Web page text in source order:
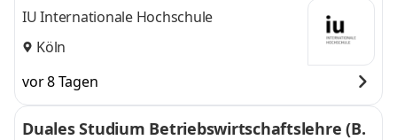
IU Internationale Hochschule
Köln
vor 8 Tagen
Duales Studium Betriebswirtschaftslehre (B.